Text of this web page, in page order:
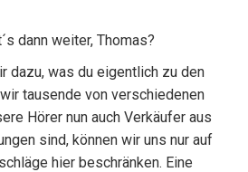
dann weiter, Thomas?
dazu, was du eigentlich zu den
tausende von verschiedenen
Hörer nun auch Verkäufer aus
sind, können wir uns nur auf
hier beschränken. Eine